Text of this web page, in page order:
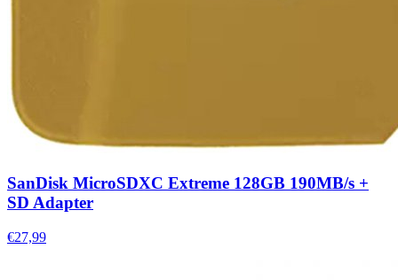
SanDisk MicroSDXC Extreme 128GB 190MB/s +
SD Adapter
€27,99